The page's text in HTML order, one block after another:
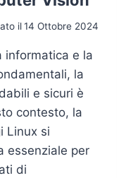
il14 Ottobre 2024
informatica e la
la
e sicuri è
contesto, la
Linux si
essenziale per
di